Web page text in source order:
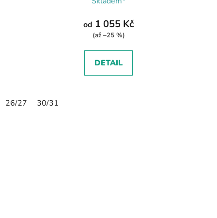
od 1 055 Kč
(až –25 %)
DETAIL
26/27 30/31